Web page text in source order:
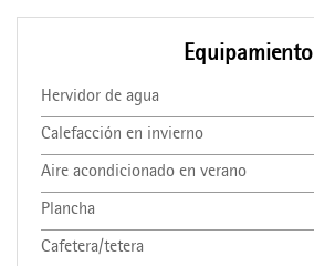
Equipamiento
Hervidor de agua
Calefacción en invierno
Aire acondicionado en verano
Plancha
Cafetera/tetera